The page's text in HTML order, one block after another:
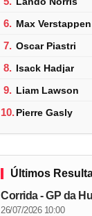
6. Max Verstappen
7. Oscar Piastri
8. Isack Hadjar
9. Liam Lawson
10.Pierre Gasly
Últimos
Corrida - GP da
26/07/2026 10:00